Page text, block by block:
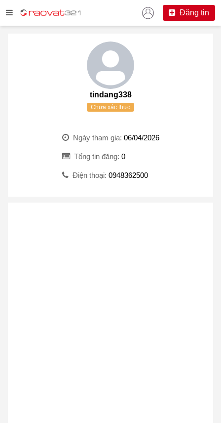
Đăng tin
tindang338
Chưa xác thực
Ngày tham gia: 06/04/2026
Tổng tin đăng: 0
Điện thoại: 0948362500